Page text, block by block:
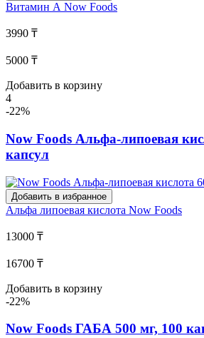
Витамин А Now Foods
3990 ₸
5000 ₸
Добавить в корзину
4
-22%
Now Foods Альфа-липоевая
капсул
Добавить в избранное
Альфа липоевая кислота Now Foods
13000 ₸
16700 ₸
Добавить в корзину
-22%
Now Foods ГАБА 500 мг, 100